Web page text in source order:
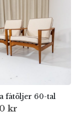
fåtöljer 60-tal
kr